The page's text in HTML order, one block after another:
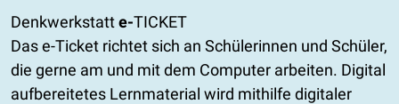
​Denkwerkstatte-TICKET
Das e-Ticket richtet sich an Schülerinnen und Schüler,
die gerne am und mit dem Computer arbeiten. Digital
aufbereitetes Lernmaterial wird mithilfe digitaler